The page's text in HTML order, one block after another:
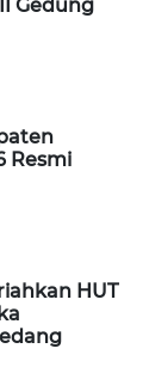
Gedung
Resmi
HUT